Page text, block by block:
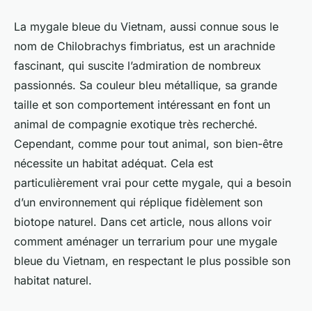
Comment aménager un
terrarium pour une mygale
bleue du Vietnam en
respectant son biotope
naturel?
La mygale bleue du Vietnam, aussi connue sous le
nom de Chilobrachys fimbriatus, est un arachnide
fascinant, qui suscite l’admiration de nombreux
passionnés. Sa couleur bleu métallique, sa grande
taille et son comportement intéressant en font un
animal de compagnie exotique très recherché.
Cependant, comme pour tout animal, son bien-être
nécessite un habitat adéquat. Cela est
particulièrement vrai pour cette mygale, qui a besoin
d’un environnement qui réplique fidèlement son
biotope naturel. Dans cet article, nous allons voir
comment aménager un terrarium pour une mygale
bleue du Vietnam, en respectant le plus possible son
habitat naturel.